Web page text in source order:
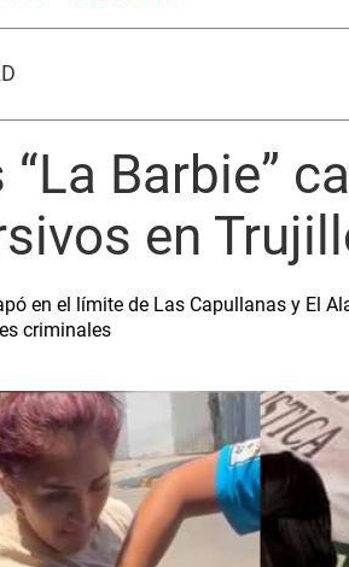
“La Barbie”
en
en el límite de Las Capullanas y El
criminales